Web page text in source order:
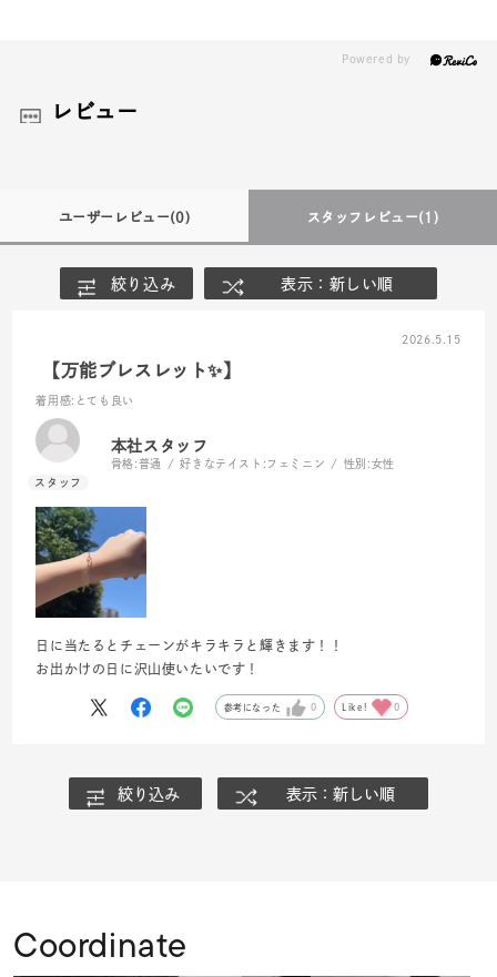
レビュー
ユーザーレビュー(0) スタッフレビュー(1)
絞り込み 表示：新しい順
2026.5.15
【万能ブレスレット✨】
着用感:とても良い
本社スタッフ
骨格: 普通 好きなテイスト: フェミニン 性別: 女性
日に当たるとチェーンがキラキラと輝きます！！
お出かけの日に沢山使いたいです！
参考になった 0 Like! 0
絞り込み 表示：新しい順
Coordinate